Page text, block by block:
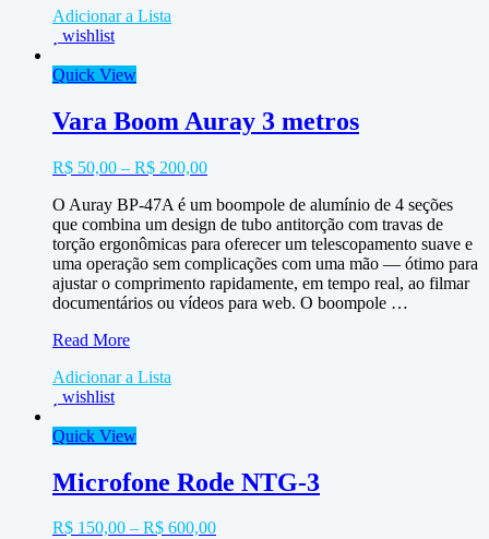
Adicionar a Lista
wishlist
Quick View
Vara Boom Auray 3 metros
R$ 50,00 – R$ 200,00
O Auray BP-47A é um boompole de alumínio de 4 seções
que combina um design de tubo antitorção com travas de
torção ergonômicas para oferecer um telescopamento suave e
uma operação sem complicações com uma mão — ótimo para
ajustar o comprimento rapidamente, em tempo real, ao filmar
documentários ou vídeos para web. O boompole …
Vara
Auray
Read More
Adicionar a Lista
wishlist
Quick View
Microfone Rode NTG-3
R$ 150,00 – R$ 600,00